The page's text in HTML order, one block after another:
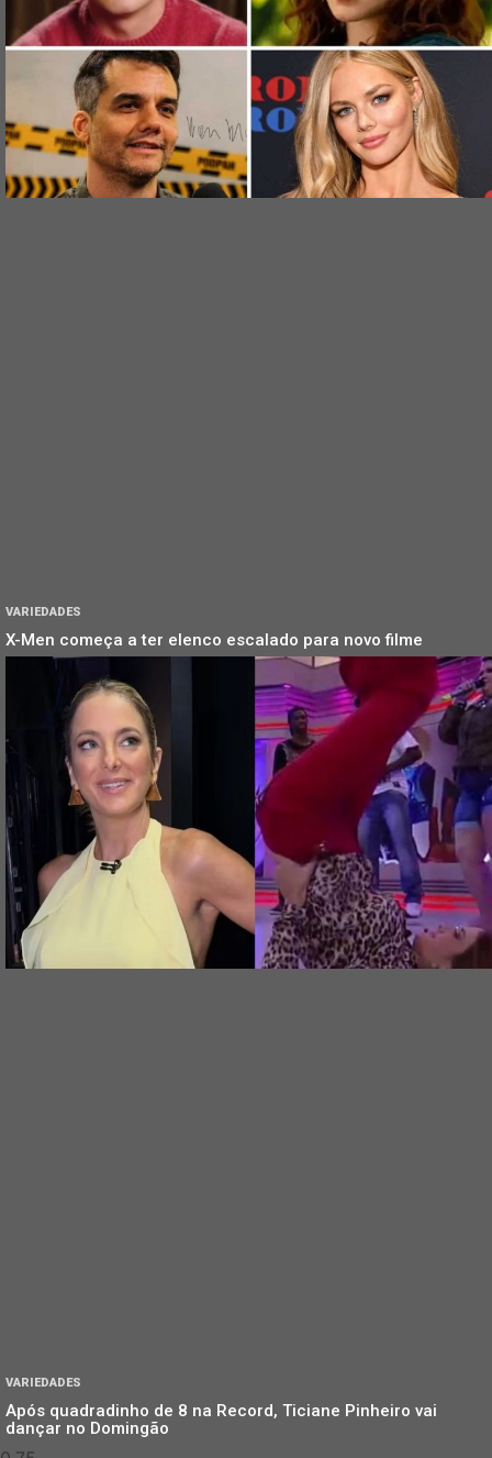
VARIEDADES
X-Men começa a ter elenco escalado para novo filme
VARIEDADES
Após quadradinho de 8 na Record, Ticiane Pinheiro vai
dançar no Domingão